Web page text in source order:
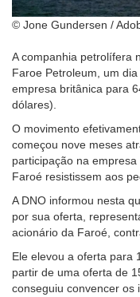
© Jone Gundersen /
A companhia petrolífera
Faroe Petroleum, um
empresa britânica para
dólares).
O movimento
começou nove meses
participação na
Faroé resistissem aos
A DNO informou nesta
por sua oferta,
acionário da Faroé,
Ele elevou a oferta para
partir de uma oferta de
conseguiu convencer os